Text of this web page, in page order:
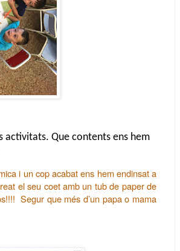
Que contents ens hem
i un cop acabat ens hem endinsat a
el seu coet amb un tub de paper de
Segur que més d’un papa o mama